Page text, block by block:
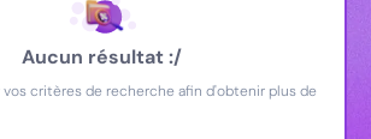
Aucun résultat :/
critères de recherche afin d'obtenir plus de